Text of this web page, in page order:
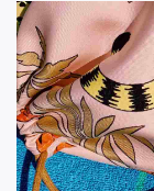
больше, чем за
мой musthave.
Мы благодарим